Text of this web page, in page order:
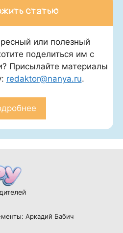
статью
или полезный
поделиться им с
Присылайте материалы
redaktor@nanya.ru.
Аркадий Бабич